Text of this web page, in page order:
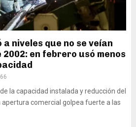
niveles que no se veían
2002: en febrero usó menos
la capacidad instalada y reducción del
comercial golpea fuerte a las